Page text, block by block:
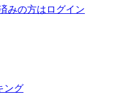
みの方はログイン
ング